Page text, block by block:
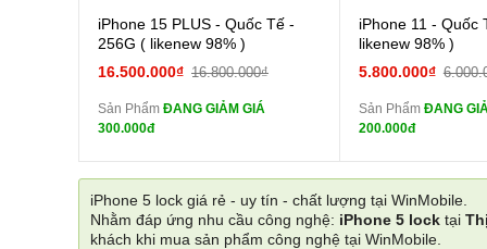
Cường lực 10D full
màn
tai nghe iPhone 6S
Pin dự phòng và
iPhone 15 PLUS - Quốc Tế -
256G ( likenew 98% )
16.500.000₫ 16.800.000₫
Sản Phẩm ĐANG GIẢM GIÁ
300.000đ
màn
tai
iPhone 11 - Quốc
likenew 98% )
5.800.000₫
Sản Phẩm ĐANG
200.000đ
iPhone 5 lock giá rẻ - uy tín - chất lượng tại WinMobile.
Nhằm đáp ứng nhu cầu công nghệ: iPhone 5 lock tại
khách khi mua sản phẩm công nghệ tại WinMobile.